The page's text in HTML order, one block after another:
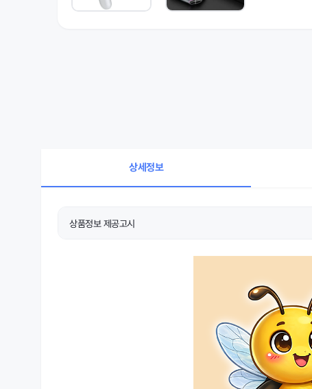
상세정보
상품정보 제공고시
상품 상세설명 참조
상품 상세설명 참조
상품 상세설명 참조
상품 상세설명 참조